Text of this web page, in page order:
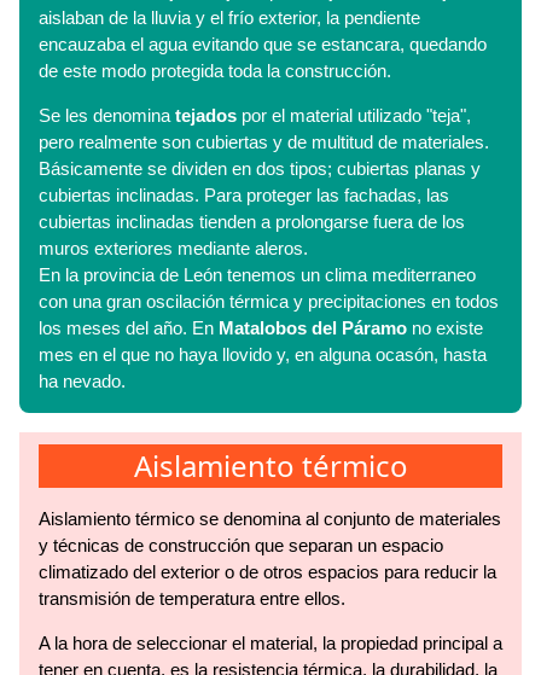
aislaban de la lluvia y el frío exterior, la pendiente
encauzaba el agua evitando que se estancara, quedando
de este modo protegida toda la construcción.
Se les denomina tejados por el material utilizado "teja",
pero realmente son cubiertas y de multitud de materiales.
Básicamente se dividen en dos tipos; cubiertas planas y
cubiertas inclinadas. Para proteger las fachadas, las
cubiertas inclinadas tienden a prolongarse fuera de los
muros exteriores mediante aleros.
En la provincia de León tenemos un clima mediterraneo
con una gran oscilación térmica y precipitaciones en todos
los meses del año. En Matalobos del Páramo no existe
mes en el que no haya llovido y, en alguna ocasón, hasta
ha nevado.
Aislamiento térmico
Aislamiento térmico se denomina al conjunto de materiales
y técnicas de construcción que separan un espacio
climatizado del exterior o de otros espacios para reducir la
transmisión de temperatura entre ellos.
A la hora de seleccionar el material, la propiedad principal a
tener en cuenta, es la resistencia térmica, la durabilidad, la